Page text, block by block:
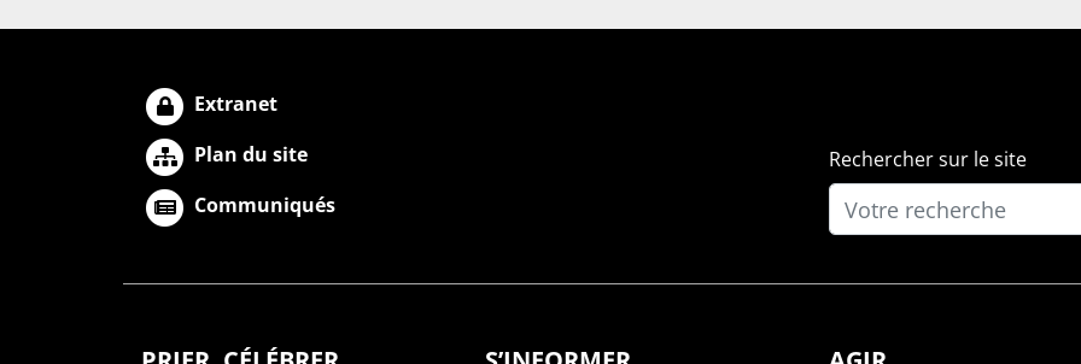
Extranet
Plan du site
Communiqués
Rechercher sur le site